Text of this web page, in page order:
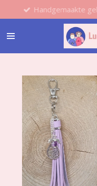
direct
naar
hoofdinhoud
Handgemaakte